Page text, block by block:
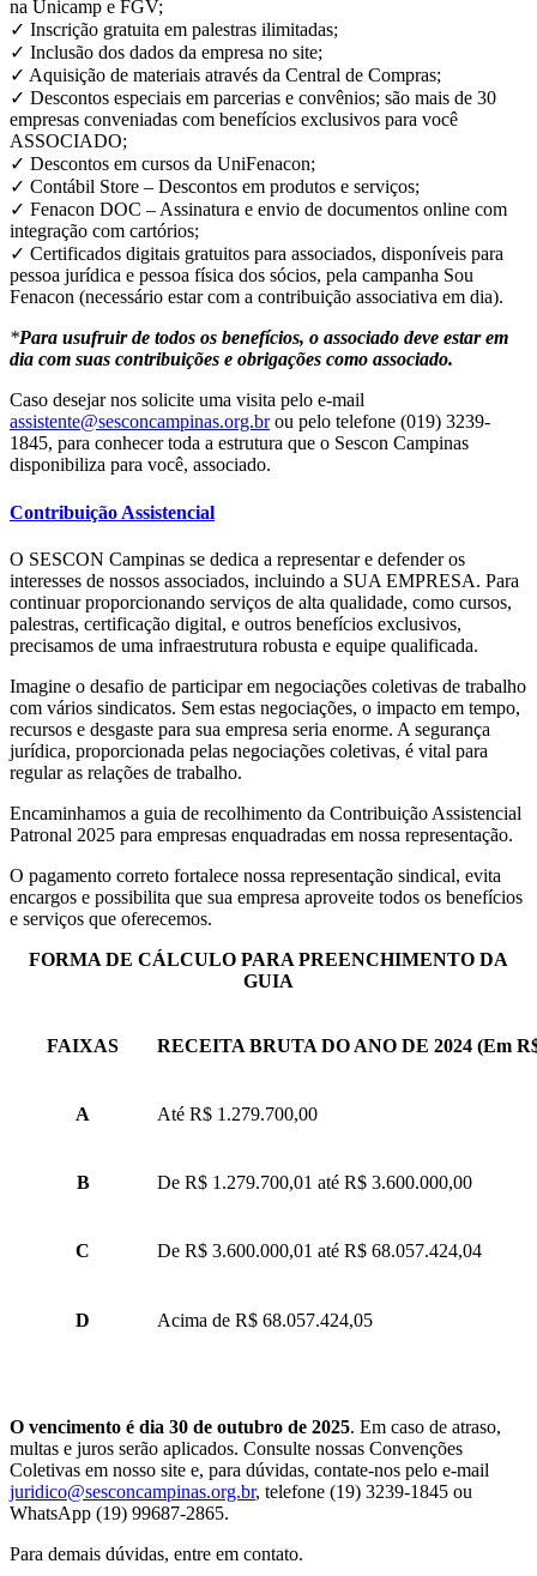
na Unicamp e FGV;
✓ Inscrição gratuita em palestras ilimitadas;
✓ Inclusão dos dados da empresa no site;
✓ Aquisição de materiais através da Central de Compras;
✓ Descontos especiais em parcerias e convênios; são mais de 30
empresas conveniadas com benefícios exclusivos para você
ASSOCIADO;
✓ Descontos em cursos da UniFenacon;
✓ Contábil Store – Descontos em produtos e serviços;
✓ Fenacon DOC – Assinatura e envio de documentos online com
integração com cartórios;
✓ Certificados digitais gratuitos para associados, disponíveis para
pessoa jurídica e pessoa física dos sócios, pela campanha Sou
Fenacon (necessário estar com a contribuição associativa em dia).
*Para usufruir de todos os benefícios, o associado deve estar em
dia com suas contribuições e obrigações como associado.
Caso desejar nos solicite uma visita pelo e-mail
assistente@sesconcampinas.org.brou pelo telefone (019) 3239-
1845, para conhecer toda a estrutura que o Sescon Campinas
disponibiliza para você, associado.
Contribuição Assistencial
O SESCON Campinas se dedica a representar e defender os
interesses de nossos associados, incluindo a SUA EMPRESA. Para
continuar proporcionando serviços de alta qualidade, como cursos,
palestras, certificação digital, e outros benefícios exclusivos,
precisamos de uma infraestrutura robusta e equipe qualificada.
Imagine o desafio de participar em negociações coletivas de trabalho
com vários sindicatos. Sem estas negociações, o impacto em tempo,
recursos e desgaste para sua empresa seria enorme. A segurança
jurídica, proporcionada pelas negociações coletivas, é vital para
regular as relações de trabalho.
Encaminhamos a guia de recolhimento da Contribuição Assistencial
Patronal 2025 para empresas enquadradas em nossa representação.
O pagamento correto fortalece nossa representação sindical, evita
encargos e possibilita que sua empresa aproveite todos os benefícios
e serviços que oferecemos.
FORMA DE CÁLCULO PARA PREENCHIMENTO DA
GUIA
FAIXAS RECEITA BRUTA DO ANO DE 2024 (Em
A Até R$ 1.279.700,00
B De R$ 1.279.700,01 até R$ 3.600.000,00
C De R$ 3.600.000,01 até R$ 68.057.424,04
D Acima de R$ 68.057.424,05
O vencimento é dia 30 de outubro de 2025. Em caso de atraso,
multas e juros serão aplicados. Consulte nossas Convenções
Coletivas em nosso site e, para dúvidas, contate-nos pelo e-mail
juridico@sesconcampinas.org.br, telefone (19) 3239-1845 ou
WhatsApp (19) 99687-2865.
Para demais dúvidas, entre em contato.